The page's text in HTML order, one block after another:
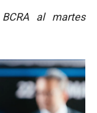
al martes